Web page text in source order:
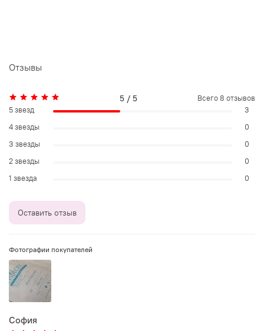
Отзывы
Фотографии покупателей
София
5 / 5 Всего 8 отзывов
5 звезд
3
4 звезды
0
3 звезды
0
2 звезды
0
1 звезда
0
Оставить отзыв